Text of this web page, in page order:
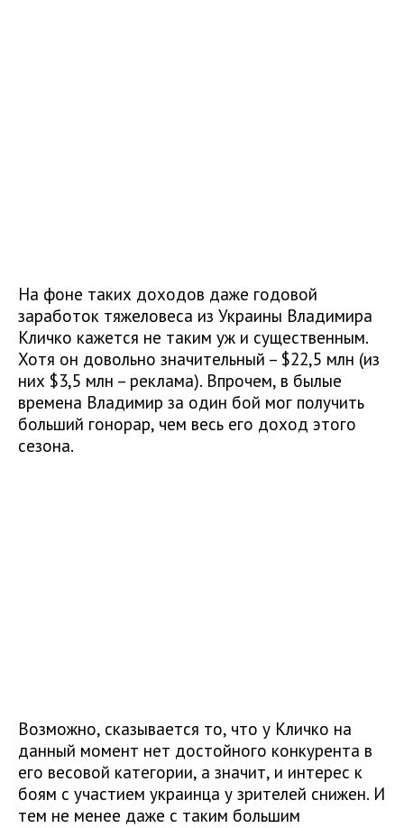
На фоне таких доходов даже годовой
заработок тяжеловеса из Украины Владимира
Кличко кажется не таким уж и существенным.
Хотя он довольно значительный – $22,5 млн (из
них $3,5 млн – реклама). Впрочем, в былые
времена Владимир за один бой мог получить
больший гонорар, чем весь его доход этого
сезона.
Возможно, сказывается то, что у Кличко на
данный момент нет достойного конкурента в
его весовой категории, а значит, и интерес к
боям с участием украинца у зрителей снижен. И
тем не менее даже с таким большим